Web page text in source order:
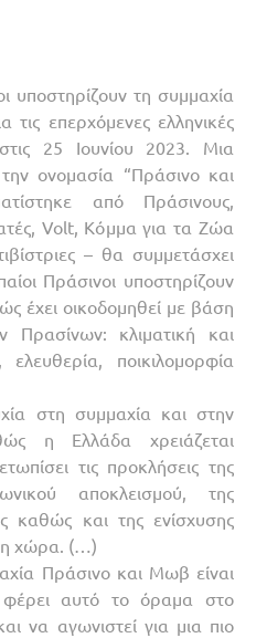
υποστηρίζουν τη συμμαχία
επερχόμενες ελληνικές
25 Ιουνίου 2023. Μια
ονομασία “Πράσινο και
από Πράσινους,
Volt, Κόμμα για τα Ζώα
– θα συμμετάσχει
Πράσινοι υποστηρίζουν
έχει οικοδομηθεί με βάση
Πρασίνων: κλιματική και
ελευθερία, ποικιλομορφία
στη συμμαχία και στην
η Ελλάδα χρειάζεται
τις προκλήσεις της
αποκλεισμού, της
καθώς και της ενίσχυσης
χώρα. (…)
Πράσινο και Μωβ είναι
αυτό το όραμα στο
να αγωνιστεί για μια πιο